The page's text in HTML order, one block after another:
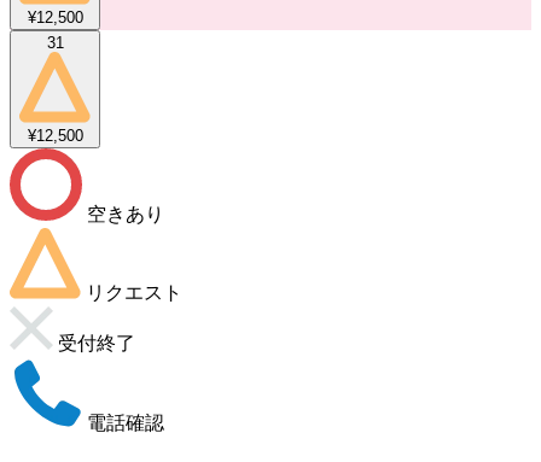
¥12,500
31
¥12,500
空きあり
リクエスト
受付終了
電話確認